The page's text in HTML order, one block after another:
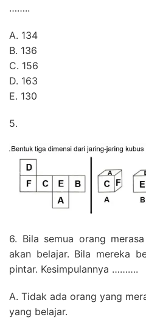
……..
A. 134
B. 136
C. 156
D. 163
E. 130
5.
6. Bila semua orang
akan belajar. Bila mereka
pintar. Kesimpulannya ……….
A. Tidak ada orang yang
yang belajar.